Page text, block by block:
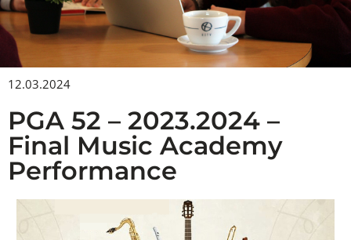
12.03.2024
PGA 52 – 2023.2024 –
Final Music Academy
Performance